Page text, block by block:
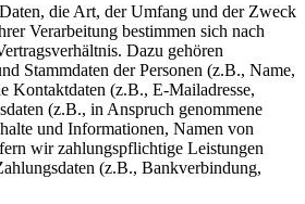
die Art, der Umfang und der Zweck
Verarbeitung bestimmen sich nach
Dazu gehören
Stammdaten der Personen (z.B., Name,
Kontaktdaten (z.B., E-Mailadresse,
(z.B., in Anspruch genommene
und Informationen, Namen von
wir zahlungspflichtige Leistungen
(z.B., Bankverbindung,